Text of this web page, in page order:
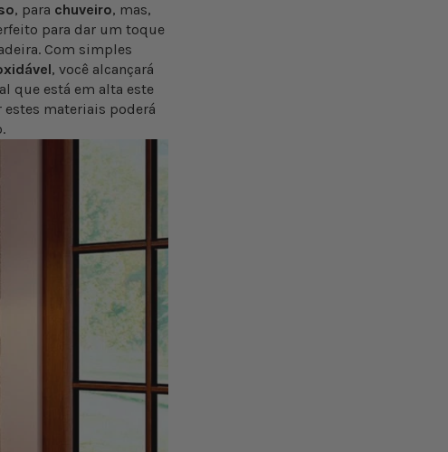
, para chuveiro, mas,
para dar um toque
Com simples
, você alcançará
que está em alta este
materiais poderá